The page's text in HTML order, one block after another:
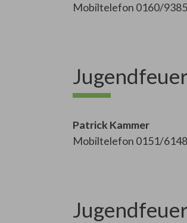
Mobiltelefon 0160/
Patrick Kammer
Mobiltelefon 0151/